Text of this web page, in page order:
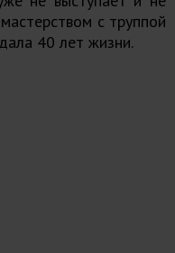
с труппой
40 лет жизни.